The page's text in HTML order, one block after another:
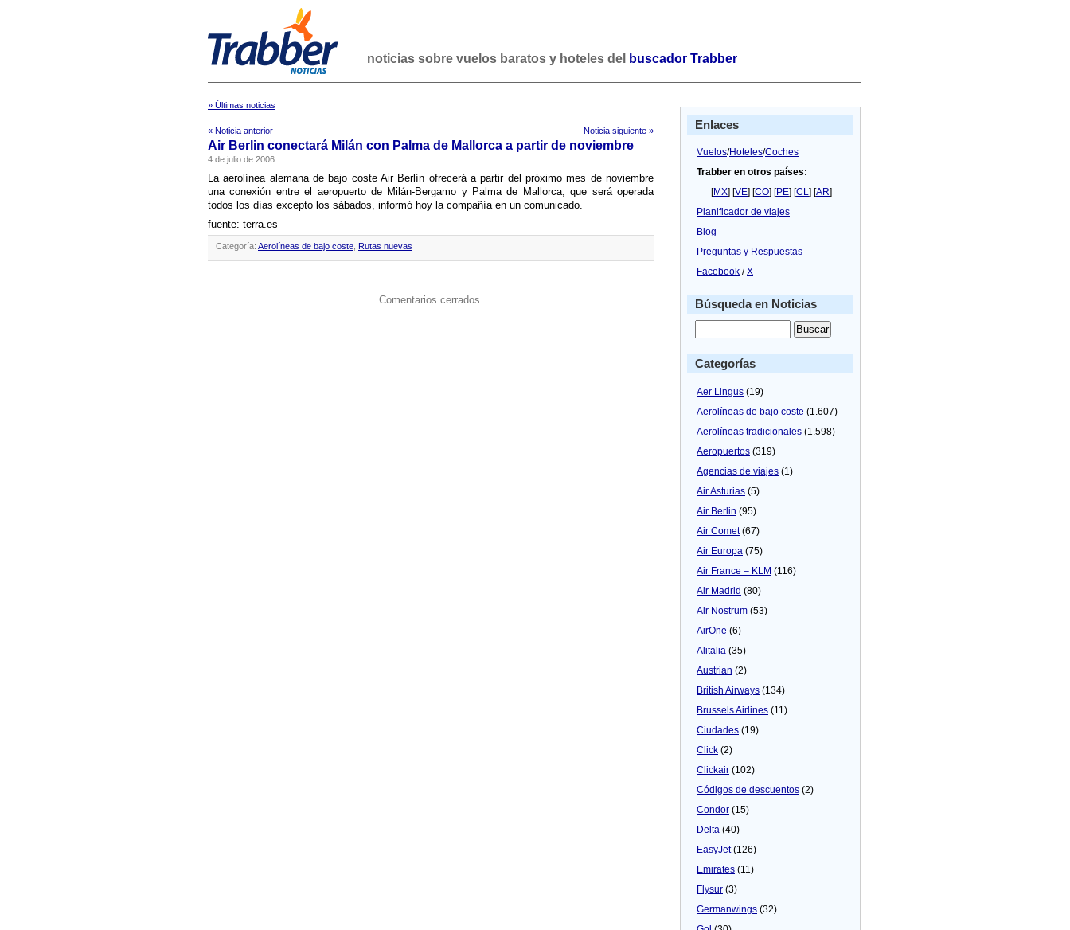
noticias sobre vuelos baratos y hoteles del buscador Trabber
» Últimas noticias
« Noticia anterior Noticia siguiente »
Air Berlin conectará Milán con Palma de Mallorca a partir de noviembre
4 de julio de 2006
La aerolí­nea alemana de bajo coste Air Berlí­n ofrecerá a partir del próximo mes de noviembre
una conexión entre el aeropuerto de Milán-Bergamo y Palma de Mallorca, que será operada
todos los dí­as excepto los sábados, informó hoy la compañí­a en un comunicado.
fuente: terra.es
Categoría: Aerolíneas de bajo coste Rutas nuevas
Comentarios cerrados.
Enlaces
Vuelos/Hoteles/Coches
Trabber en otros países:
[MX] [VE] [CO] [PE] [CL] [AR]
Planificador de viajes
Blog
Preguntas y Respuestas
Facebook /X
Búsqueda en Noticias
Categorías
Aer Lingus (19)
Aerolíneas de bajo coste (1.607)
Aerolíneas tradicionales (1.598)
Aeropuertos (319)
Agencias de viajes (1)
Air Asturias (5)
Air Berlin (95)
Air Comet(67)
Air Europa (75)
Air France – KLM (116)
Air Madrid (80)
Air Nostrum (53)
AirOne (6)
Alitalia (35)
Austrian (2)
British Airways (134)
Brussels Airlines (11)
Ciudades (19)
Click (2)
Clickair (102)
Códigos de descuentos (2)
Condor (15)
Delta (40)
EasyJet(126)
Emirates (11)
Flysur (3)
Germanwings (32)